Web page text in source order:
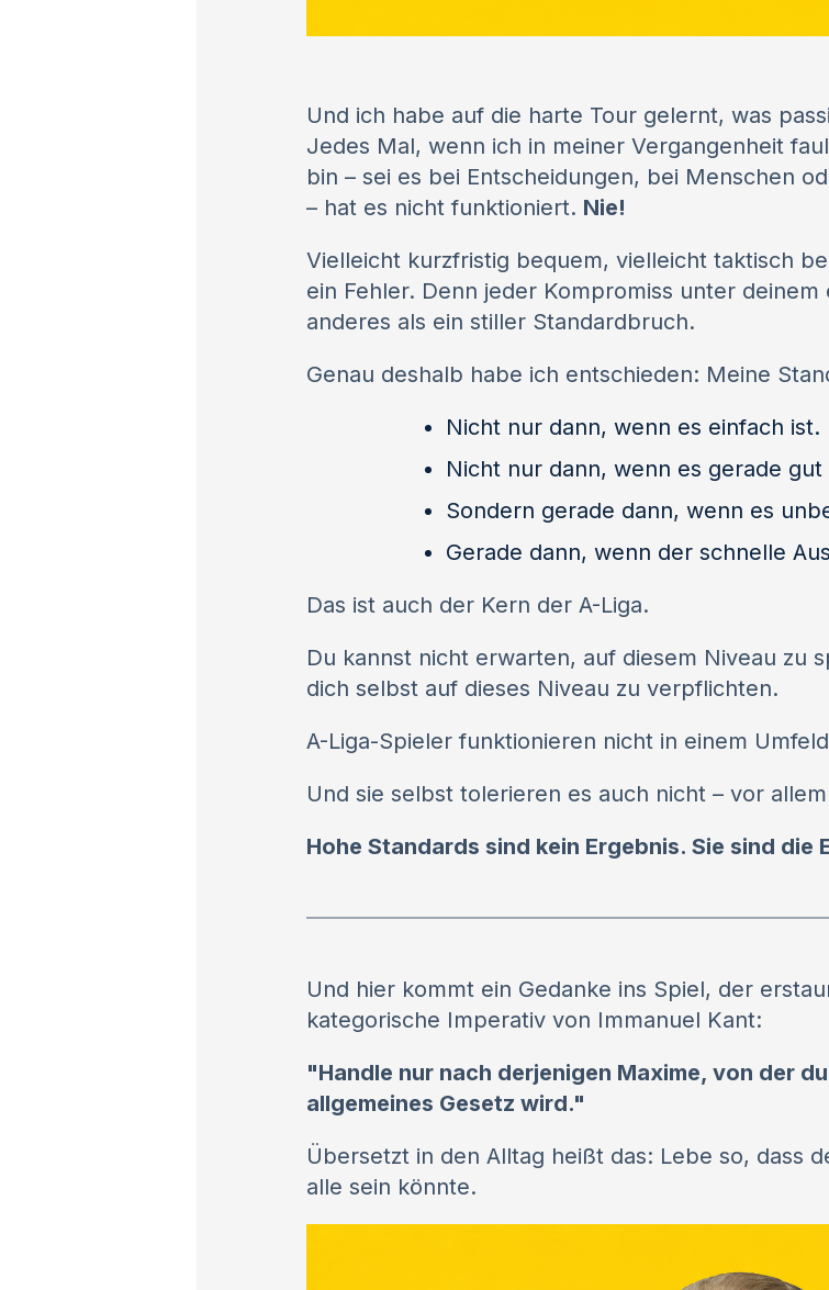
Und ich habe auf die harte Tour gelernt, was
Jedes Mal, wenn ich in meiner Vergangenheit
bin – sei es bei Entscheidungen, bei Menschen
– hat es nicht funktioniert. Nie!
Vielleicht kurzfristig bequem, vielleicht taktisch
ein Fehler. Denn jeder Kompromiss unter
anderes als ein stiller Standardbruch.
Genau deshalb habe ich entschieden: Meine
Nicht nur dann, wenn es einfach ist.
Nicht nur dann, wenn es gerade gut
Sondern gerade dann, wenn es
Gerade dann, wenn der schnelle
Das ist auch der Kern der A-Liga.
Du kannst nicht erwarten, auf diesem Niveau zu
dich selbst auf dieses Niveau zu verpflichten.
A-Liga-Spieler funktionieren nicht in einem
Und sie selbst tolerieren es auch nicht – vor
Hohe Standards sind kein Ergebnis. Sie sind die
Und hier kommt ein Gedanke ins Spiel, der
kategorische Imperativ von Immanuel Kant:
"Handle nur nach derjenigen Maxime, von der
allgemeines Gesetz wird."
Übersetzt in den Alltag heißt das: Lebe so, dass
alle sein könnte.